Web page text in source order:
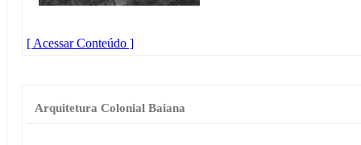
[ Acessar Conteúdo ]
Arquitetura Colonial Baiana